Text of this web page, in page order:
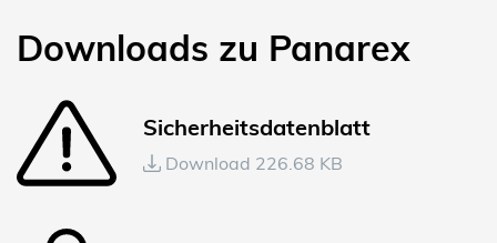
Downloads zu Panarex
Sicherheitsdatenblatt
Download 226.68 KB